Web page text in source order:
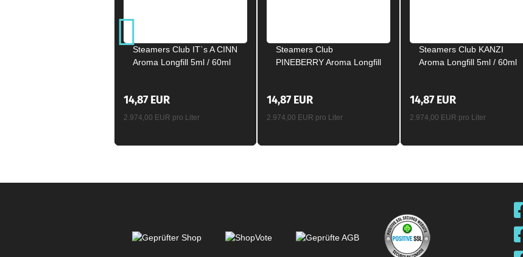
Steamers Club IT`s A CINN
Aroma Longfill 5ml / 60ml
14,87 EUR
2.974,00 EUR pro Liter
Steamers Club
PINEBERRY Aroma Longfill
14,87 EUR
2.974,00 EUR pro Liter
Steamers Club KANZI
Aroma Longfill 5ml / 60ml
14,87 EUR
2.974,00 EUR pro Liter